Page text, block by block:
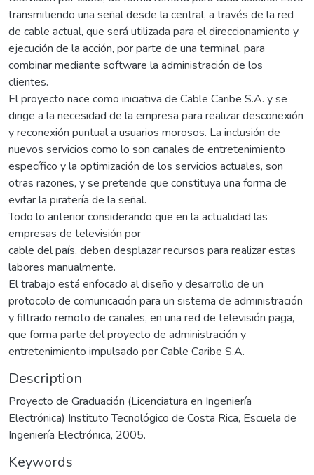
transmitiendo una señal desde la central, a través de la red
de cable actual, que será utilizada para el direccionamiento y
ejecución de la acción, por parte de una terminal, para
combinar mediante software la administración de los
clientes.
El proyecto nace como iniciativa de Cable Caribe S.A. y se
dirige a la necesidad de la empresa para realizar desconexión
y reconexión puntual a usuarios morosos. La inclusión de
nuevos servicios como lo son canales de entretenimiento
específico y la optimización de los servicios actuales, son
otras razones, y se pretende que constituya una forma de
evitar la piratería de la señal.
Todo lo anterior considerando que en la actualidad las
empresas de televisión por
cable del país, deben desplazar recursos para realizar estas
labores manualmente.
El trabajo está enfocado al diseño y desarrollo de un
protocolo de comunicación para un sistema de administración
y filtrado remoto de canales, en una red de televisión paga,
que forma parte del proyecto de administración y
entretenimiento impulsado por Cable Caribe S.A.
Description
Proyecto de Graduación (Licenciatura en Ingeniería
Electrónica) Instituto Tecnológico de Costa Rica, Escuela de
Ingeniería Electrónica, 2005.
Keywords